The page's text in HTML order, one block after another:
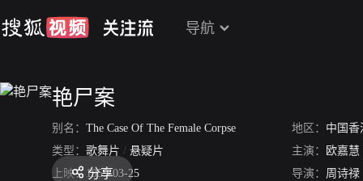
导航
艳尸案
别名： The Case Of The Female Corpse 地区： 中国香
类型： 歌舞片 / 悬疑片 主演：
欧嘉慧
上映： 1959-03-25 导演： 周诗禄
分享